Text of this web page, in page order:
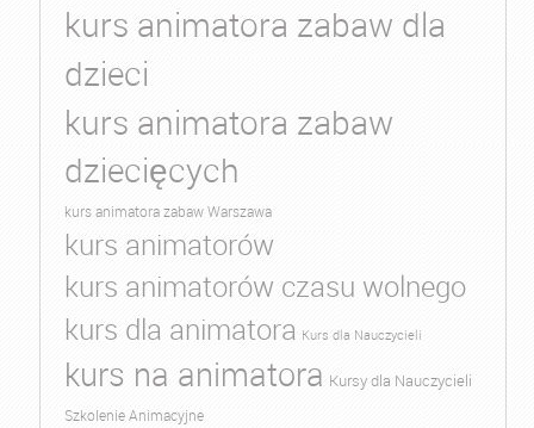
kurs animatora zabaw dla
dzieci
kurs animatora zabaw
dziecięcych
kurs animatora zabaw Warszawa
kurs animatorów
kurs animatorów czasu wolnego
kurs dla animatora Kurs dla Nauczycieli
kurs na animatora Kursy dla Nauczycieli
Szkolenie Animacyjne